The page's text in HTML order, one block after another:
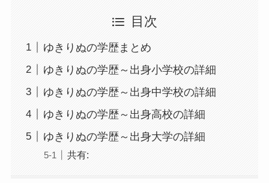
目次
ゆきりぬの学歴まとめ
ゆきりぬの学歴～出身小学校の詳細
ゆきりぬの学歴～出身中学校の詳細
ゆきりぬの学歴～出身高校の詳細
ゆきりぬの学歴～出身大学の詳細
共有: